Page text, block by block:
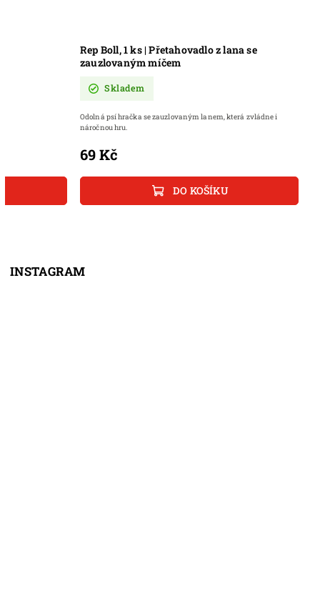
Rep Boll, 1 ks | Přetahovadlo z lana se
zauzlovaným míčem
Skladem
69 Kč
DO KOŠÍKU
Odolná psí hračka se zauzlovaným lanem, která zvládne i
náročnou hru.
INSTAGRAM